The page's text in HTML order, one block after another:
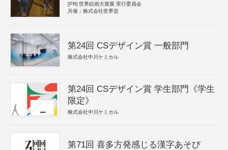
[PR] 世界絵画大賞展 実行委員会
共催：株式会社世界堂
第24回 CSデザイン賞 一般部門
株式会社中川ケミカル
第24回 CSデザイン賞 学生部門《学生
限定》
株式会社中川ケミカル
第71回 喜多方発感じる漢字あそび